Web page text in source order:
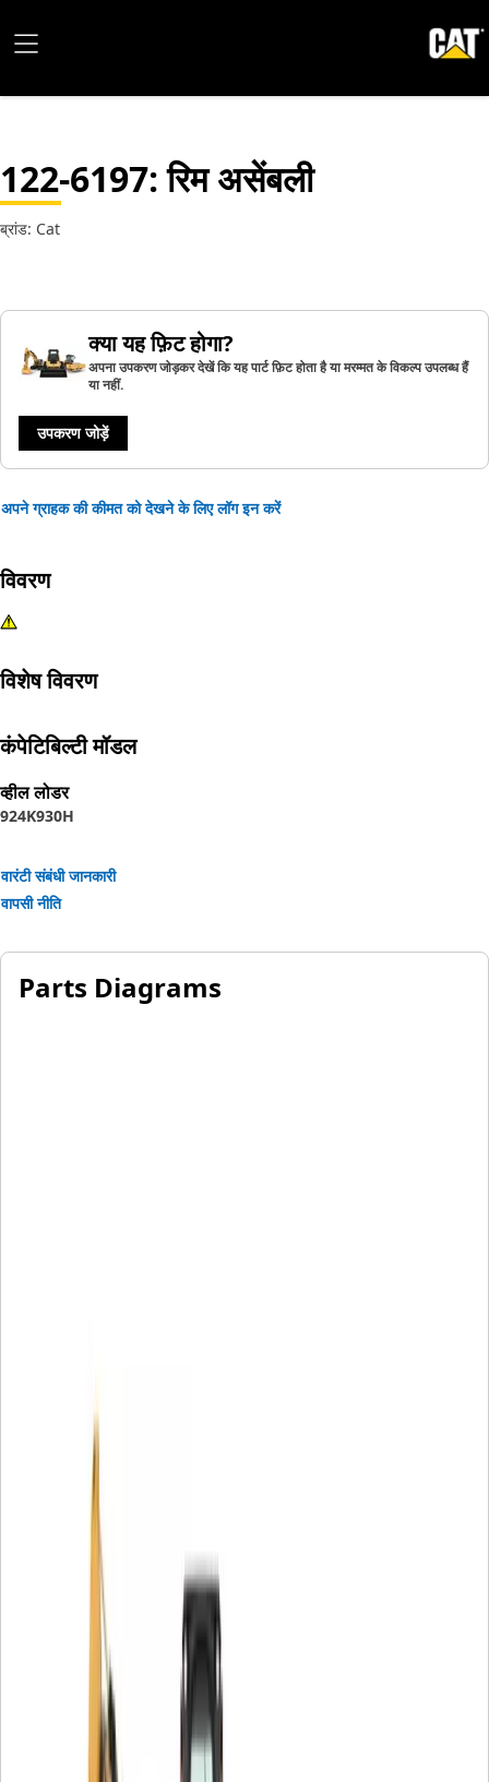
122-6197: रिम असेंबली
ब्रांड: Cat
क्या यह फ़िट होगा?
अपना उपकरण जोड़कर देखें कि यह पार्ट फ़िट होता है या मरम्मत के विकल्प उपलब्ध हैं
या नहीं.
उपकरण जोड़ें
अपने ग्राहक की कीमत को देखने के लिए लॉग इन करें
विवरण
विशेष विवरण
कंपेटिबिल्टी मॉडल
व्हील लोडर
924K930H
वारंटी संबंधी जानकारी
वापसी नीति
Parts Diagrams